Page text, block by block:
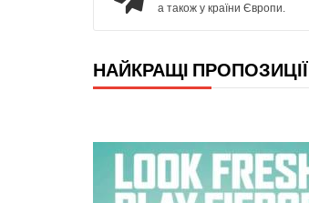
а також у країни Європи.
НАЙКРАЩІ ПРОПОЗИЦІЇ